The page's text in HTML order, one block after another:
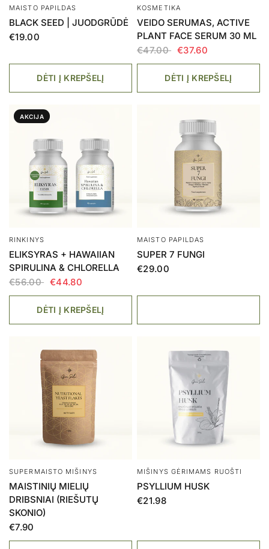
MAISTO PAPILDAS
BLACK SEED | JUODGRŪDĖ
€19.00
DĖTI Į KREPŠELĮ
KOSMETIKA
VEIDO SERUMAS, ACTIVE
PLANT FACE SERUM 30 ML
€47.00
€37.60
DĖTI Į KREPŠELĮ
AKCIJA
RINKINYS
ELIKSYRAS + HAWAIIAN
SPIRULINA & CHLORELLA
€56.00
€44.80
DĖTI Į KREPŠELĮ
MAISTO PAPILDAS
SUPER 7 FUNGI
€29.00
SUPERMAISTO MIŠINYS
MAISTINIŲ MIELIŲ
DRIBSNIAI (RIEŠUTŲ
SKONIO)
€7.90
MIŠINYS GĖRIMAMS RUOŠTI
PSYLLIUM HUSK
€21.98